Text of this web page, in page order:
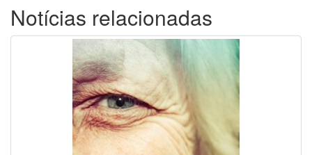
Notícias relacionadas